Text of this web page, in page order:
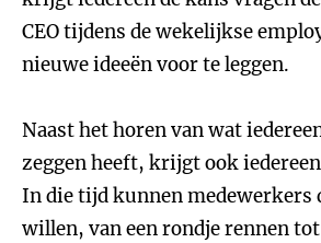
CEO tijdens de wekelijkse
nieuwe ideeën voor te leggen.
Naast het horen van wat
zeggen heeft, krijgt ook
In die tijd kunnen medewerkers
willen, van een rondje rennen